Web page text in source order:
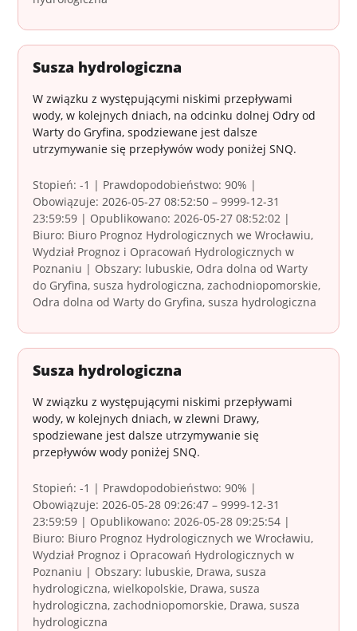
Susza hydrologiczna
W związku z występującymi niskimi przepływami
wody, w kolejnych dniach, na odcinku dolnej Odry od
Warty do Gryfina, spodziewane jest dalsze
utrzymywanie się przepływów wody poniżej SNQ.
Stopień: -1 | Prawdopodobieństwo: 90% |
Obowiązuje: 2026-05-27 08:52:50 – 9999-12-31
23:59:59 | Opublikowano: 2026-05-27 08:52:02 |
Biuro: Biuro Prognoz Hydrologicznych we Wrocławiu,
Wydział Prognoz i Opracowań Hydrologicznych w
Poznaniu | Obszary: lubuskie, Odra dolna od Warty
do Gryfina, susza hydrologiczna, zachodniopomorskie,
Odra dolna od Warty do Gryfina, susza hydrologiczna
Susza hydrologiczna
W związku z występującymi niskimi przepływami
wody, w kolejnych dniach, w zlewni Drawy,
spodziewane jest dalsze utrzymywanie się
przepływów wody poniżej SNQ.
Stopień: -1 | Prawdopodobieństwo: 90% |
Obowiązuje: 2026-05-28 09:26:47 – 9999-12-31
23:59:59 | Opublikowano: 2026-05-28 09:25:54 |
Biuro: Biuro Prognoz Hydrologicznych we Wrocławiu,
Wydział Prognoz i Opracowań Hydrologicznych w
Poznaniu | Obszary: lubuskie, Drawa, susza
hydrologiczna, wielkopolskie, Drawa, susza
hydrologiczna, zachodniopomorskie, Drawa, susza
hydrologiczna